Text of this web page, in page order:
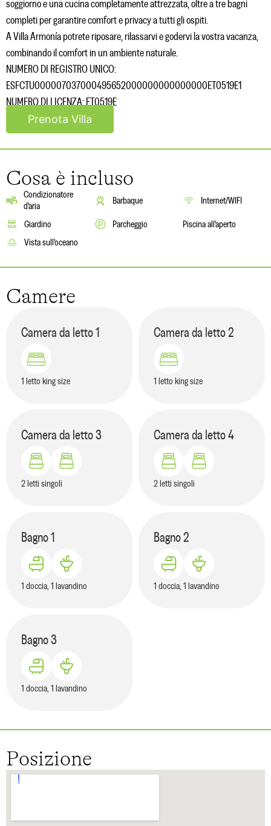
soggiorno e una cucina completamente attrezzata, oltre a tre bagni
completi per garantire comfort e privacy a tutti gli ospiti.
A Villa Armonía potrete riposare, rilassarvi e godervi la vostra vacanza,
combinando il comfort in un ambiente naturale.
NUMERO DI REGISTRO UNICO:
ESFCTU000007037000495652000000000000000ET0519E1
NUMERO DI LICENZA: ET0519E
Prenota Villa
Cosa è incluso
Condizionatore
d'aria
Barbaque Internet/WIFI
Giardino Parcheggio
Piscina all'aperto
Vista sull'oceano
Camere
Camera da letto1
1 letto king size
Camera da letto2
1 letto king size
Camera da letto3
2 letti singoli
Camera da letto4
2 letti singoli
Bagno1
1 doccia, 1 lavandino
Bagno2
1 doccia, 1 lavandino
Bagno3
1 doccia, 1 lavandino
Posizione